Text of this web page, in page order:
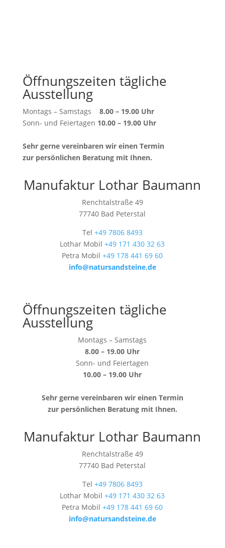
Öffnungszeiten tägliche
Ausstellung
Montags – Samstags 8.00 – 19.00 Uhr
Sonn- und Feiertagen 10.00 – 19.00 Uhr
Sehr gerne vereinbaren wir einen Termin
zur persönlichen Beratung mit Ihnen.
Manufaktur Lothar Baumann
Renchtalstraße 49
77740 Bad Peterstal
Tel +49 7806 8493
Lothar Mobil+49 171 430 32 63
Petra Mobil+49 178 441 69 60
info@natursandsteine.de
Öffnungszeiten tägliche
Ausstellung
Montags – Samstags
8.00 – 19.00 Uhr
Sonn- und Feiertagen
10.00 – 19.00 Uhr
Sehr gerne vereinbaren wir einen Termin
zur persönlichen Beratung mit Ihnen.
Manufaktur Lothar Baumann
Renchtalstraße 49
77740 Bad Peterstal
Tel +49 7806 8493
Lothar Mobil+49 171 430 32 63
Petra Mobil+49 178 441 69 60
info@natursandsteine.de